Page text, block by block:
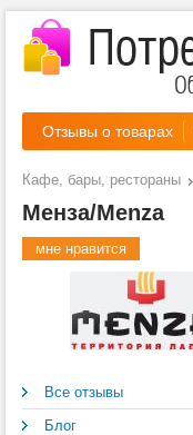
Отзывы о товарах
Кафе, бары, рестораны
Менза/Menza
мне нравится
Все отзывы
Блог